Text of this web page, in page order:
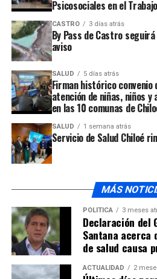
UP NEXT
PDI hace llamado a denunciar
contra menores
NO TE PIERDAS
En el Hogar de Ancianos San
Campaña de Vacunación contra
Psicosociales en el Trabajo
CASTRO 3 días atrás
By Pass de Castro
aviso
SALUD 5 días atrás
Firman histórico
atención de niñas, niños
en las 10 comunas de
SALUD 1 semana atrás
Servicio de Salud Chiloé
MÁS
POLÍTICA 3 meses
Declaración del
Santana acerca
de salud causa
ACTUALIDAD 2